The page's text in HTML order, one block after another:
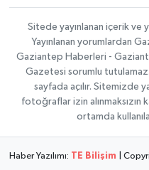
Sitede yayınlanan içerik ve
Yayınlanan yorumlardan
Gaziantep Haberleri -
Gazetesi sorumlu
sayfada açılır. Sitemizde
fotoğraflar izin
ortamda
Haber Yazılımı: TE Bilişim |